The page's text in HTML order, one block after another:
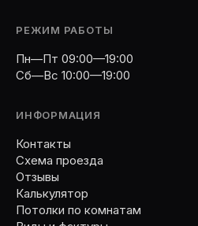
РЕЖИМ РАБОТЫ
Пн—Пт 09:00—19:00
Сб—Вс 10:00—19:00
ИНФОРМАЦИЯ
Контакты
Схема проезда
Отзывы
Калькулятор
Потолки по комнатам